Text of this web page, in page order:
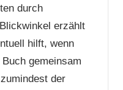
durch
erzählt
hilft, wenn
gemeinsam
der